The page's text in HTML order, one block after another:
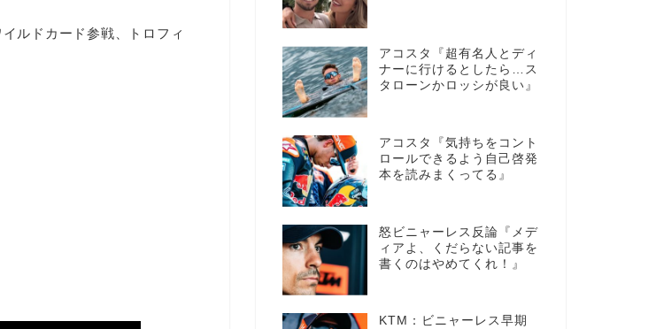
ルドカード参戦、トロフィ
アコスタ『超有名人とディ
ナーに行けるとしたら…ス
タローンかロッシが良い』
アコスタ『気持ちをコント
ロールできるよう自己啓発
本を読みまくってる』
怒ビニャーレス反論『メデ
ィアよ、くだらない記事を
書くのはやめてくれ！』
KTM：ビニャーレス早期